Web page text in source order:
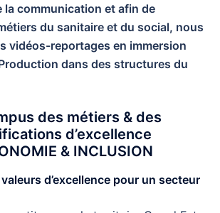
la communication et afin de
du sanitaire et du social, nous
vidéos-reportages en immersion
dans des structures du
des métiers & des
d’excellence
& INCLUSION
d’excellence pour un secteur